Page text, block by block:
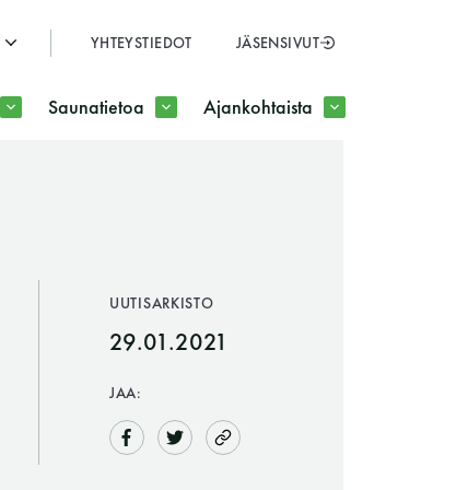
SULJE
YHTEYSTIEDOT JÄSENSIVUT
Saunatietoa Ajankohtaista
UUTISARKISTO
29.01.2021
JAA: